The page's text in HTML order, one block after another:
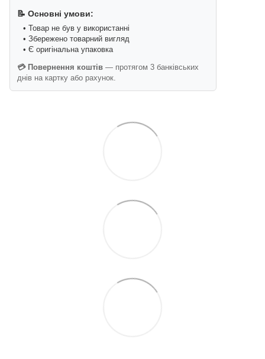
📝 Основні умови:
• Товар не був у використанні
• Збережено товарний вигляд
• Є оригінальна упаковка
💳 Повернення коштів — протягом 3 банківських
днів на картку або рахунок.